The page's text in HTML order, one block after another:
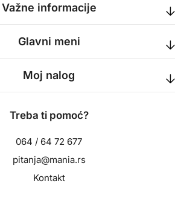
Važne informacije
Glavni meni
Moj nalog
Treba ti pomoć?
064 / 64 72 677
pitanja@mania.rs
Kontakt